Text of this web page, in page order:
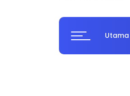
Utama